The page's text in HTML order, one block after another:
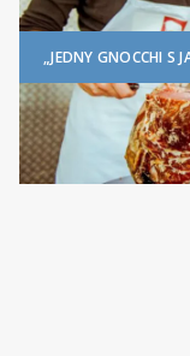
„JEDNY GNOCCHI S